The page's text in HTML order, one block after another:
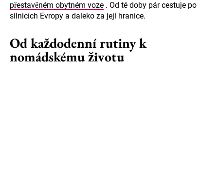
přestavěném obytném voze . Od té doby pár cestuje po
silnicích Evropy a daleko za její hranice.
Od každodenní rutiny k
nomádskému životu